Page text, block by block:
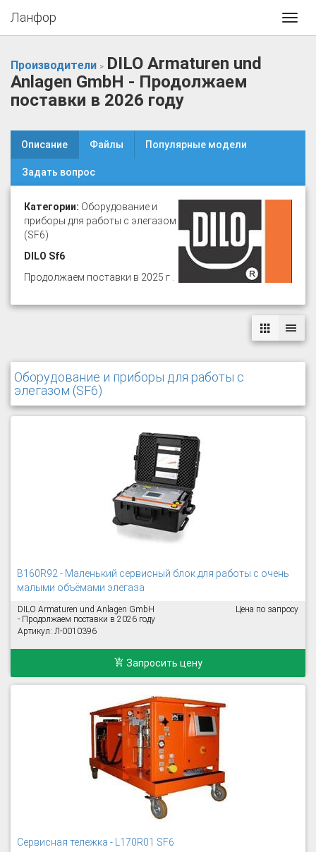
Ланфор
Производители > DILO Armaturen und
Anlagen GmbH - Продолжаем
поставки в 2026 году
Описание Файлы Популярные модели
Задать вопрос
Категории: Оборудование и
приборы для работы с элегазом
(SF6)
DILO Sf6
Продолжаем поставки в 2025 г .
Оборудование и приборы для работы с
элегазом (SF6)
B160R92 - Маленький сервисный блок для работы с очень
малыми объёмами элегаза
DILO Armaturen und Anlagen GmbH
- Продолжаем поставки в 2026 году
Артикул: Л-0010396
Цена по запросу
Запросить цену
Cервисная тележка - L170R01 SF6